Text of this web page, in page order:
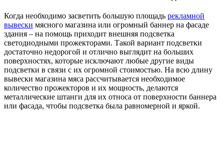
Когда необходимо засветить большую площадь рекламной
вывески мясного магазина или огромный баннер на фасаде
здания – на помощь приходит внешняя подсветка
светодиодными прожекторами. Такой вариант подсветки
достаточно недорогой и отлично выглядит на больших
поверхностях, которые исключают любые другие виды
подсветки в связи с их огромной стоимостью. На всю длину
вывески магазина мяса рассчитывается необходимое
количество прожекторов и их мощность, делаются
металлические штанги для их относа от поверхности баннера
или фасада, чтобы подсветка была равномерной и яркой.